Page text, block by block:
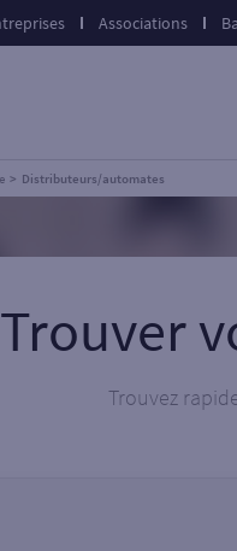
Associations
Distributeurs/automates
Trouver
Trouvez